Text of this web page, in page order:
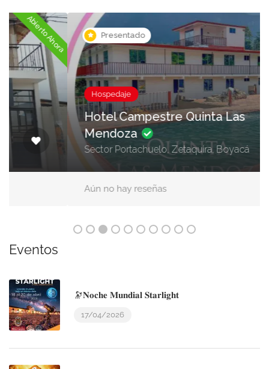
Presentado Ahora cerrado
Hospedaje
Hotel Campestre Quinta Las
Mendoza
Sector Portachuelo, Zetaquira, Boyacá
Aún no hay reseñas
Eventos
🔭𝐍𝐨𝐜𝐡𝐞 𝐌𝐮𝐧𝐝𝐢𝐚𝐥 𝐒𝐭𝐚𝐫𝐥𝐢𝐠𝐡𝐭
17/04/2026